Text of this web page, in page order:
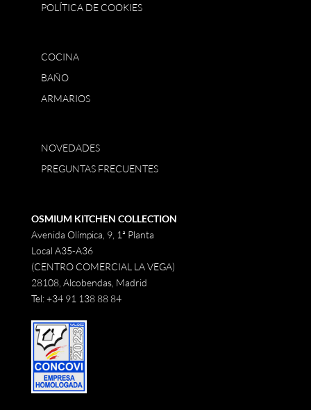
POLÍTICA DE COOKIES
COCINA
BAÑO
ARMARIOS
NOVEDADES
PREGUNTAS FRECUENTES
OSMIUM KITCHEN COLLECTION
Avenida Olímpica, 9, 1ª Planta
Local A35-A36
(CENTRO COMERCIAL LA VEGA)
28108, Alcobendas, Madrid
Tel:+34 91 138 88 84